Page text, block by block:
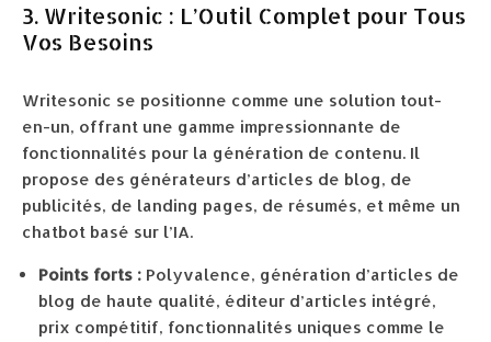
3. Writesonic : L’Outil Complet pour Tous
Vos Besoins
Writesonic se positionne comme une solution tout-
en-un, offrant une gamme impressionnante de
fonctionnalités pour la génération de contenu. Il
propose des générateurs d’articles de blog, de
publicités, de landing pages, de résumés, et même un
chatbot basé sur l’IA.
Points forts : Polyvalence, génération d’articles de
blog de haute qualité, éditeur d’articles intégré,
prix compétitif, fonctionnalités uniques comme le